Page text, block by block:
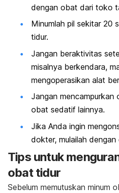
dengan obat dari toko
Minumlah pil sekitar 20
tidur.
Jangan beraktivitas
misalnya berkendara,
mengoperasikan alat
Jangan
obat sedatif lainnya.
Jika Anda ingin
dokter, mulailah
Tips untuk
obat tidur
Sebelum memutuskan minum